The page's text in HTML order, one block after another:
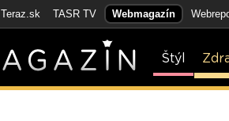
Teraz.sk TASR TV Webmagazín
Štýl